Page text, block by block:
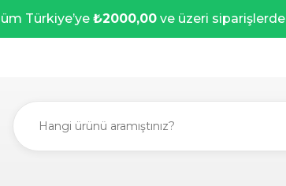
Türkiye’ye ₺2000,00 ve üzeri siparişlerde